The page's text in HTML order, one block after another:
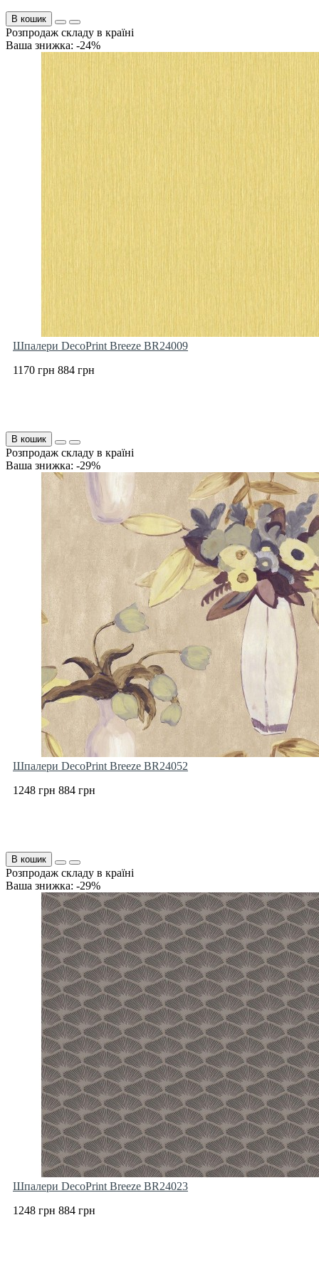
В кошик
Розпродаж складу в країні
Ваша знижка: -24%
Шпалери DecoPrint Breeze BR24009
1170 грн 884 грн
В кошик
Розпродаж складу в країні
Ваша знижка: -29%
Шпалери DecoPrint Breeze BR24052
1248 грн 884 грн
В кошик
Розпродаж складу в країні
Ваша знижка: -29%
Шпалери DecoPrint Breeze BR24023
1248 грн 884 грн